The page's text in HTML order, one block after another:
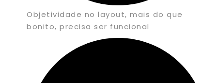
Objetividade no layout, mais do que
bonito, precisa ser funcional